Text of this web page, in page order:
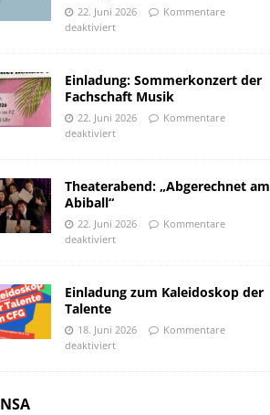
22. Juni 2026
Kommentare
deaktiviert
Einladung: Sommerkonzert der
Fachschaft Musik
22. Juni 2026
Kommentare
deaktiviert
Theaterabend: „Abgerechnet am
Abiball“
22. Juni 2026
Kommentare
deaktiviert
Einladung zum Kaleidoskop der
Talente
18. Juni 2026
Kommentare
deaktiviert